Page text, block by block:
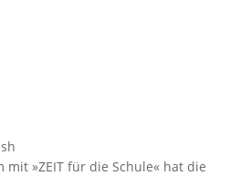
mit »ZEIT für die Schule« hat die